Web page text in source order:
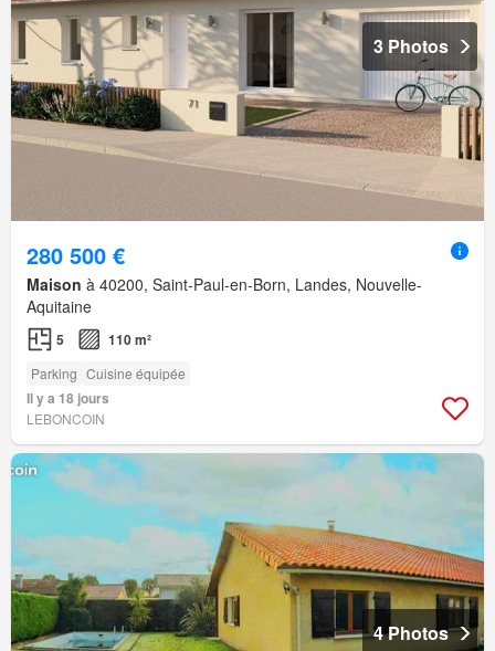
3 Photos
280 500 €
Maison à 40200, Saint-Paul-en-Born, Landes, Nouvelle-
Aquitaine
5 110 m²
Parking Cuisine équipée
Il y a 18 jours
LEBONCOIN
4 Photos